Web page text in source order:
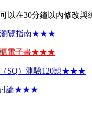
以在30分鐘以內修改
瀏覽指南★★★
櫃電子書★★★
SQ）測驗120題★★★
討論★★★